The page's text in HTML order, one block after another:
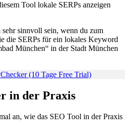
Tool lokale SERPs anzeigen
sinnvoll sein, wenn du zum
die SERPs für ein lokales Keyword
München“ in der Stadt München
(10 Tage Free Trial)
in der Praxis
an, wie das SEO Tool in der Praxis